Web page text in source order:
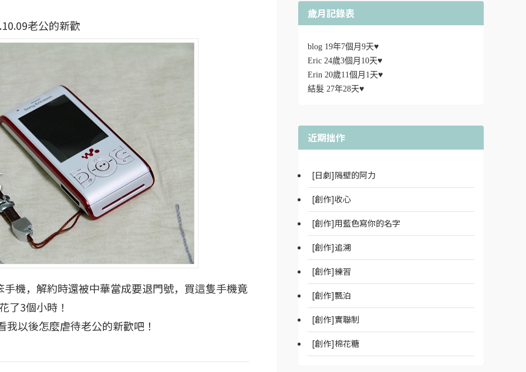
老公的新歡
機，解約時還被中華當成要退門號，買這隻手機竟
了3個小時！
我以後怎麼虐待老公的新歡吧！
歲月記錄表
blog 19年7個月9天♥
Eric 24歲3個月10天♥
Erin 20歲11個月1天♥
結髮 27年28天♥
近期拙作
[日劇]隔壁的阿力
[創作]收心
[創作]用藍色寫你的名字
[創作]追溯
[創作]練習
[創作]飄泊
[創作]實聯制
[創作]棉花糖